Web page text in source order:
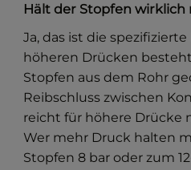
Hält der Stopfen wirklich
Ja, das ist die
höheren Drücken
Stopfen aus dem Rohr
Reibschluss zwischen
reicht für höhere Drücke
Wer mehr Druck halten
Stopfen 8 bar oder zum